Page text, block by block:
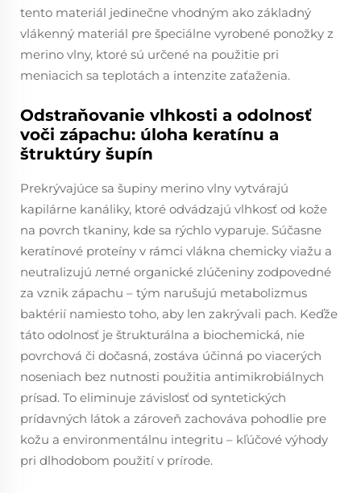
tento materiál jedinečne vhodným ako základný
vlákenný materiál pre špeciálne vyrobené ponožky z
merino vlny, ktoré sú určené na použitie pri
meniacich sa teplotách a intenzite zaťaženia.
Odstraňovanie vlhkosti a odolnosť
voči zápachu: úloha keratínu a
štruktúry šupín
Prekrývajúce sa šupiny merino vlny vytvárajú
kapilárne kanáliky, ktoré odvádzajú vlhkosť od kože
na povrch tkaniny, kde sa rýchlo vyparuje. Súčasne
keratínové proteíny v rámci vlákna chemicky viažu a
neutralizujú летné organické zlúčeniny zodpovedné
za vznik zápachu – tým narušujú metabolizmus
baktérií namiesto toho, aby len zakrývali pach. Keďže
táto odolnosť je štrukturálna a biochemická, nie
povrchová či dočasná, zostáva účinná po viacerých
noseniach bez nutnosti použitia antimikrobiálnych
prísad. To eliminuje závislosť od syntetických
prídavných látok a zároveň zachováva pohodlie pre
kožu a environmentálnu integritu – kľúčové výhody
pri dlhodobom použití v prírode.